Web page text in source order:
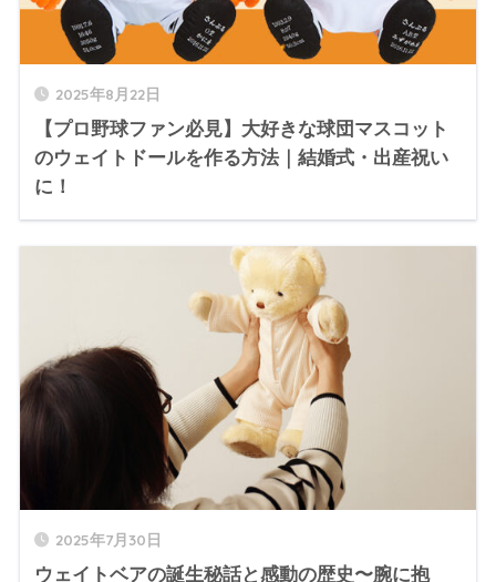
2025年8月22日
【プロ野球ファン必見】大好きな球団マスコット
のウェイトドールを作る方法｜結婚式・出産祝い
に！
2025年7月30日
ウェイトベアの誕生秘話と感動の歴史〜腕に抱